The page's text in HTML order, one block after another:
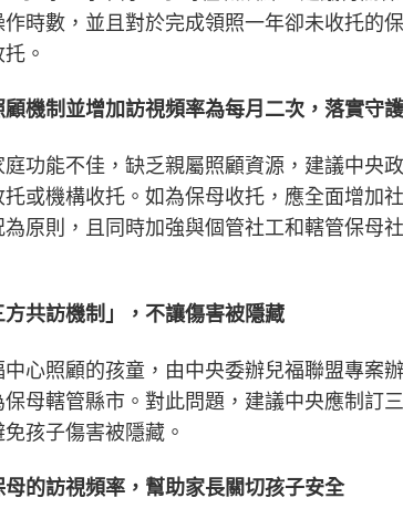
時數，並且對於完成領照一年卻未收托的
。
機制並增加訪視頻率為每月二次，落實守
功能不佳，缺乏親屬照顧資源，建議中央
或機構收托。如為保母收托，應全面增加
原則，且同時加強與個管社工和轄管保母
共訪機制」，不讓傷害被隱藏
心照顧的孩童，由中央委辦兒福聯盟專案
母轄管縣市。對此問題，建議中央應制訂
孩子傷害被隱藏。
的訪視頻率，幫助家長關切孩子安全